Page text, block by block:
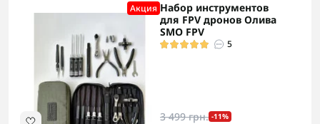
Акция Набор инструментов
для FPV дронов Олива
SMO FPV
5
3 499 грн. -11%